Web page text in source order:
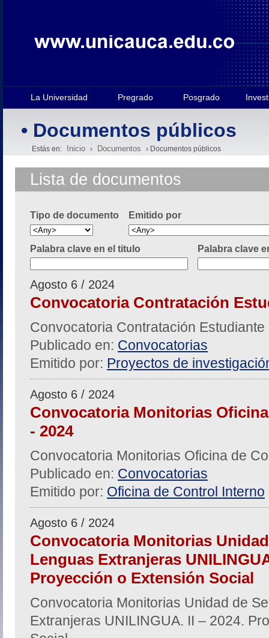
La Universidad Pregrado Posgrado
• Documentos públicos
Estás en: Inicio › Documentos › Documentos públicos
Lista de documentos
Tipo de documento Emitido por
Palabra clave en el titulo Palabra clave
Agosto 6 / 2024
Convocatoria Contratación
Convocatoria Contratación
Publicado en: Convocatorias
Emitido por: Proyectos de
Agosto 6 / 2024
Convocatoria Monitorias
- 2024
Convocatoria Monitorias Oficina de
Publicado en: Convocatorias
Emitido por: Oficina de Control Interno
Agosto 6 / 2024
Convocatoria Monitorias
Lenguas Extranjeras
Proyección o Extensión Social
Convocatoria Monitorias Unidad de
Extranjeras UNILINGUA. II – 2024.